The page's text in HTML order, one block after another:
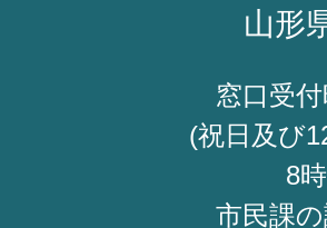
山形
窓口受
(祝日及び
8
市民課